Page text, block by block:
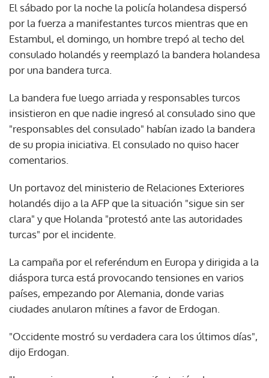
El sábado por la noche la policía holandesa dispersó
por la fuerza a manifestantes turcos mientras que en
Estambul, el domingo, un hombre trepó al techo del
consulado holandés y reemplazó la bandera holandesa
por una bandera turca.
La bandera fue luego arriada y responsables turcos
insistieron en que nadie ingresó al consulado sino que
"responsables del consulado" habían izado la bandera
de su propia iniciativa. El consulado no quiso hacer
comentarios.
Un portavoz del ministerio de Relaciones Exteriores
holandés dijo a la AFP que la situación "sigue sin ser
clara" y que Holanda "protestó ante las autoridades
turcas" por el incidente.
La campaña por el referéndum en Europa y dirigida a la
diáspora turca está provocando tensiones en varios
países, empezando por Alemania, donde varias
ciudades anularon mítines a favor de Erdogan.
"Occidente mostró su verdadera cara los últimos días",
dijo Erdogan.